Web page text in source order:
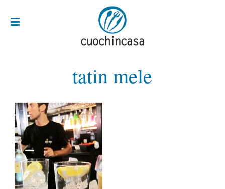
tatin mele